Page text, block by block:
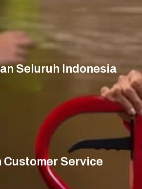
Seluruh Indonesia
Customer Service